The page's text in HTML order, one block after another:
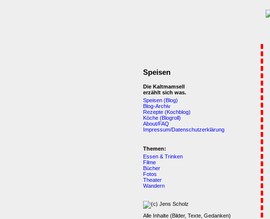
Speisen
Die Kaltmamsell
erzählt sich was.
Speisen (Blog)
Blog-Archiv
Rezepte (Kochblog)
Köche (Blogroll)
About/FAQ
Impressum/Datenschutzerklärung
Themen:
Essen & Trinken
Filme
Bücher
Fotos
Theater
Wandern
Alle Inhalte (Bilder, Texte, Gedanken)